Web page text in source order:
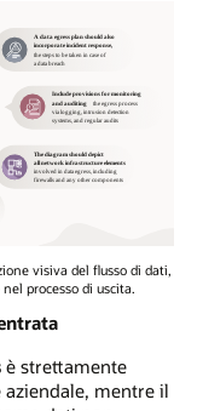
visiva del flusso di dati,
processo di uscita.
è strettamente
mentre il